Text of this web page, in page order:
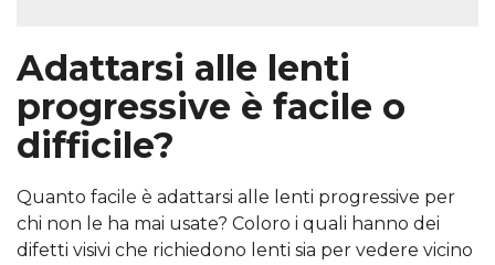
Adattarsi alle lenti
progressive è facile o
difficile?
Quanto facile è adattarsi alle lenti progressive per
chi non le ha mai usate? Coloro i quali hanno dei
difetti visivi che richiedono lenti sia per vedere vicino